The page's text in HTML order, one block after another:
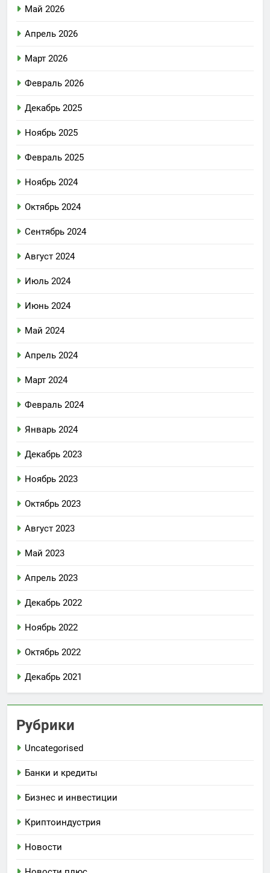
Май 2026
Апрель 2026
Март 2026
Февраль 2026
Декабрь 2025
Ноябрь 2025
Февраль 2025
Ноябрь 2024
Октябрь 2024
Сентябрь 2024
Август 2024
Июль 2024
Июнь 2024
Май 2024
Апрель 2024
Март 2024
Февраль 2024
Январь 2024
Декабрь 2023
Ноябрь 2023
Октябрь 2023
Август 2023
Май 2023
Апрель 2023
Декабрь 2022
Ноябрь 2022
Октябрь 2022
Декабрь 2021
Рубрики
Uncategorised
Банки и кредиты
Бизнес и инвестиции
Криптоиндустрия
Новости